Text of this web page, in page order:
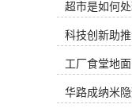
方只需半日即
害性，施工
液排放符合
工中不妨碍
可以立即投
污、杀菌三
超市是如何
科技创新助
工厂食堂地